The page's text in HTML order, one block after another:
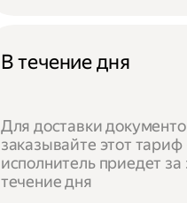
В течение дня
Для доставки
заказывайте этот
исполнитель приедет за
течение дня